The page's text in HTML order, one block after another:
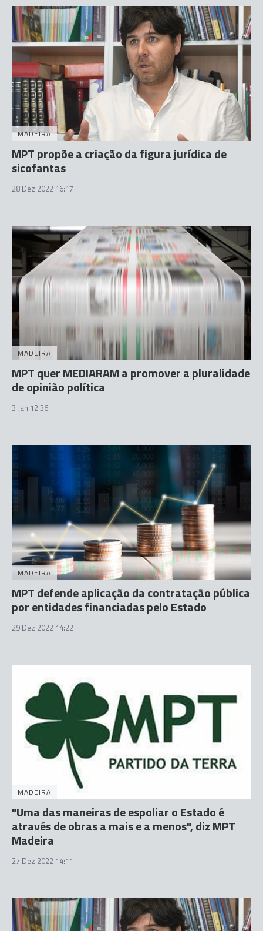
MADEIRA
MPT propõe a criação da figura jurídica de
sicofantas
28 Dez 2022 16:17
MADEIRA
MPT quer MEDIARAM a promover a pluralidade
de opinião política
3 Jan 12:36
MADEIRA
MPT defende aplicação da contratação pública
por entidades financiadas pelo Estado
29 Dez 2022 14:22
MADEIRA
"Uma das maneiras de espoliar o Estado é
através de obras a mais e a menos", diz MPT
Madeira
27 Dez 2022 14:11